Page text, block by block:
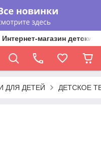
магазин
ДЛЯ ДЕТЕЙ ДЕТСКОЕ